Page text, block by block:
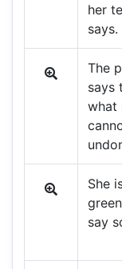
her
says.
The
says
what
She
say